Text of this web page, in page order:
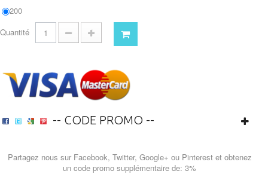
200
Quantité
-- CODE PROMO --
Partagez nous sur Facebook, Twitter, Google+ ou Pinterest et obtenez
un code promo supplémentaire de: 3%